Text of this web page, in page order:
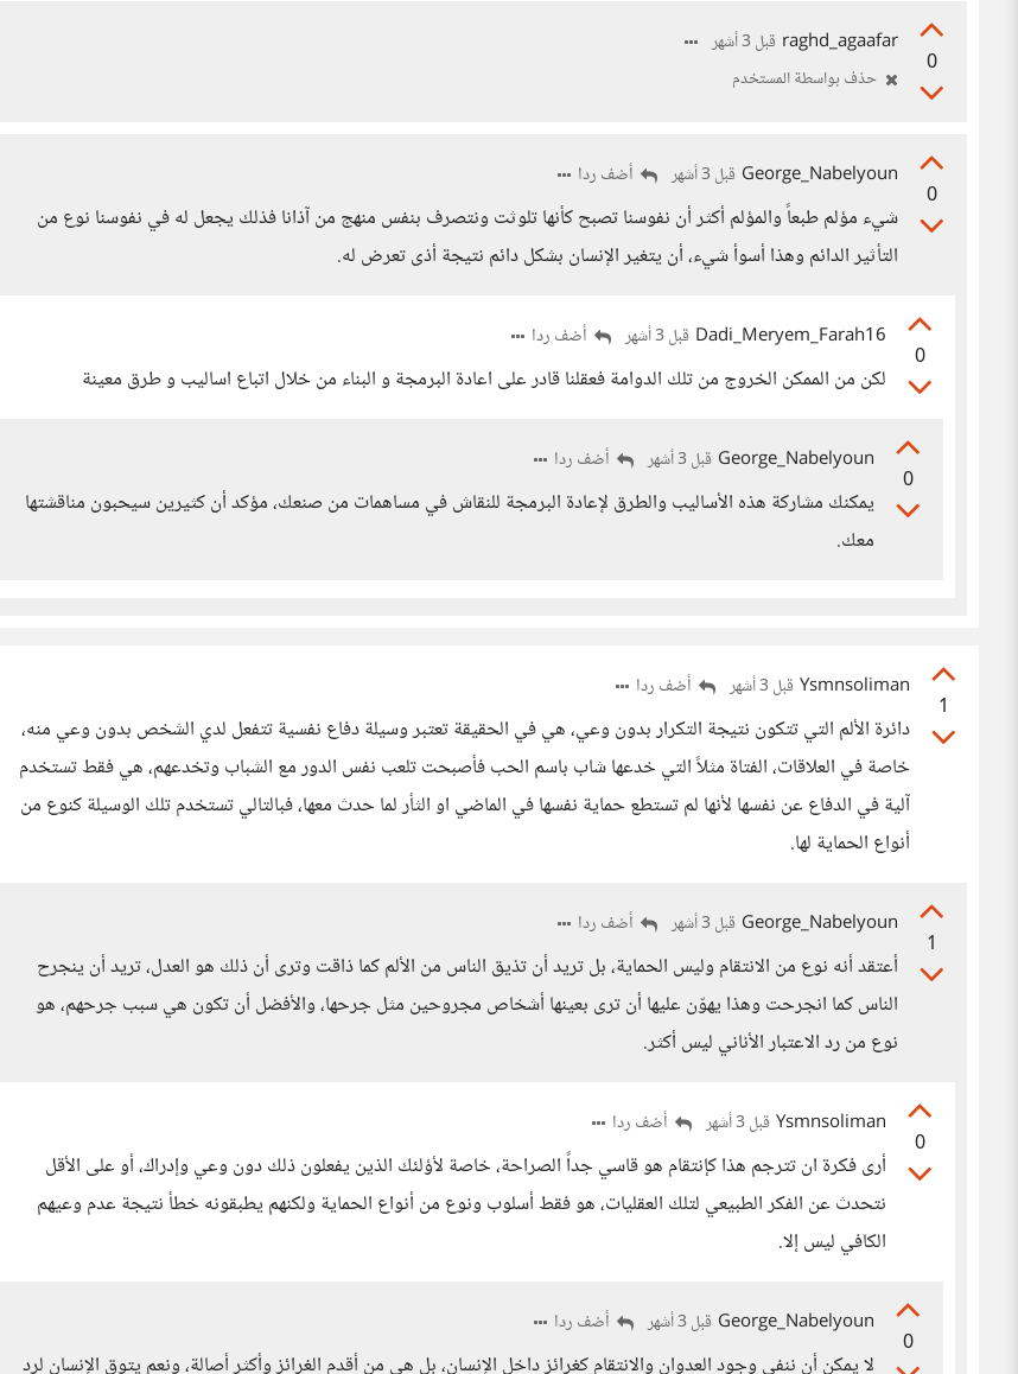
0
raghd_agaafar قبل 3 أشهر
حذف بواسطة المستخدم
0
George_Nabelyoun قبل 3 أشهر أضف ردا
شيء مؤلم طبعاً والمؤلم أكثر أن نفوسنا تصبح كأنها تلوثت ونتصرف بنفس منهج من آذانا فذلك يجعل له في نفوسنا نوع من
التأثير الدائم وهذا أسوأ شيء، أن يتغير الإنسان بشكل دائم نتيجة أذى تعرض له.
0
Dadi_Meryem_Farah16 قبل 3 أشهر أضف ردا
لكن من الممكن الخروج من تلك الدوامة فعقلنا قادر على اعادة البرمجة و البناء من خلال اتباع اساليب و طرق معينة
0
George_Nabelyoun قبل 3 أشهر أضف ردا
يمكنك مشاركة هذه الأساليب والطرق لإعادة البرمجة للنقاش في مساهمات من صنعك، مؤكد أن كثيرين سيحبون مناقشتها
معك.
1
Ysmnsoliman قبل 3 أشهر أضف ردا
دائرة الألم التي تتكون نتيجة التكرار بدون وعي، هي في الحقيقة تعتبر وسيلة دفاع نفسية تتفعل لدي الشخص بدون وعي منه،
خاصة في العلاقات، الفتاة مثلاً التي خدعها شاب باسم الحب فأصبحت تلعب نفس الدور مع الشباب وتخدعهم، هي فقط تستخدم
آلية في الدفاع عن نفسها لأنها لم تستطع حماية نفسها في الماضي او الثأر لما حدث معها، فبالتالي تستخدم تلك الوسيلة كنوع من
أنواع الحماية لها.
1
George_Nabelyoun قبل 3 أشهر أضف ردا
أعتقد أنه نوع من الانتقام وليس الحماية، بل تريد أن تذيق الناس من الألم كما ذاقت وترى أن ذلك هو العدل، تريد أن ينجرح
الناس كما انجرحت وهذا يهوّن عليها أن ترى بعينها أشخاص مجروحين مثل جرحها، والأفضل أن تكون هي سبب جرحهم، هو
نوع من رد الاعتبار الأناني ليس أكثر.
0
Ysmnsoliman قبل 3 أشهر أضف ردا
أرى فكرة ان تترجم هذا كإنتقام هو قاسي جداً الصراحة، خاصة لأؤلئك الذين يفعلون ذلك دون وعي وإدراك، أو على الأقل
نتحدث عن الفكر الطبيعي لتلك العقليات، هو فقط أسلوب ونوع من أنواع الحماية ولكنهم يطبقونه خطأ نتيجة عدم وعيهم
الكافي ليس إلا.
0
George_Nabelyoun قبل 3 أشهر أضف ردا
لا يمكن أن ننفي وجود العدوان والانتقام كغرائز داخل الإنسان، بل هي من أقدم الغرائز وأكثر أصالة، ونعم يتوق الإنسان لرد